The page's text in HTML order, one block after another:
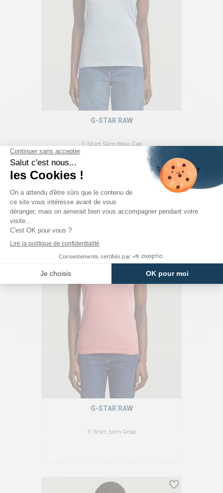
T-Shirt Slim Bleu Ciel
G-STAR RAW
T-Shirt Slim Rose
G-STAR RAW